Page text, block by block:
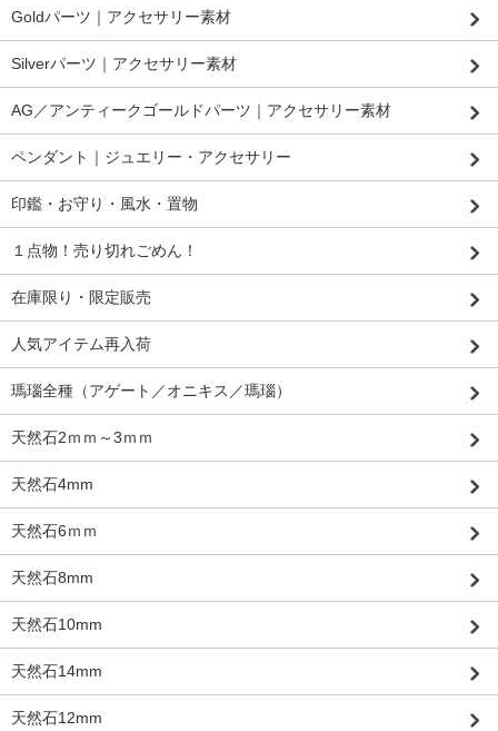
Goldパーツ｜アクセサリー素材
Silverパーツ｜アクセサリー素材
AG／アンティークゴールドパーツ｜アクセサリー素材
ペンダント｜ジュエリー・アクセサリー
印鑑・お守り・風水・置物
１点物！売り切れごめん！
在庫限り・限定販売
人気アイテム再入荷
瑪瑙全種（アゲート／オニキス／瑪瑙）
天然石2ｍｍ～3ｍｍ
天然石4mm
天然石6ｍｍ
天然石8mm
天然石10mm
天然石14mm
天然石12mm